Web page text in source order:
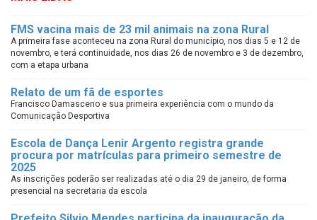
FMS vacina mais de 23 mil animais na zona Rural
A primeira fase aconteceu na zona Rural do município, nos dias 5 e 12 de
novembro, e terá continuidade, nos dias 26 de novembro e 3 de dezembro,
com a etapa urbana
Relato de um fã de esportes
Francisco Damasceno e sua primeira experiência com o mundo da
Comunicação Desportiva
Escola de Dança Lenir Argento registra grande
procura por matrículas para primeiro semestre de
2025
As inscrições poderão ser realizadas até o dia 29 de janeiro, de forma
presencial na secretaria da escola